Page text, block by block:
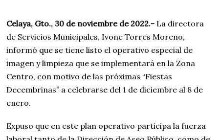
Celaya, Gto., 30 de noviembre de 2022.- La directora
de Servicios Municipales, Ivone Torres Moreno,
informó que se tiene listo el operativo especial de
imagen y limpieza que se implementará en la Zona
Centro, con motivo de las próximas “Fiestas
Decembrinas” a celebrarse del 1 de diciembre al 8 de
enero.
Expuso que en este plan operativo participa la fuerza